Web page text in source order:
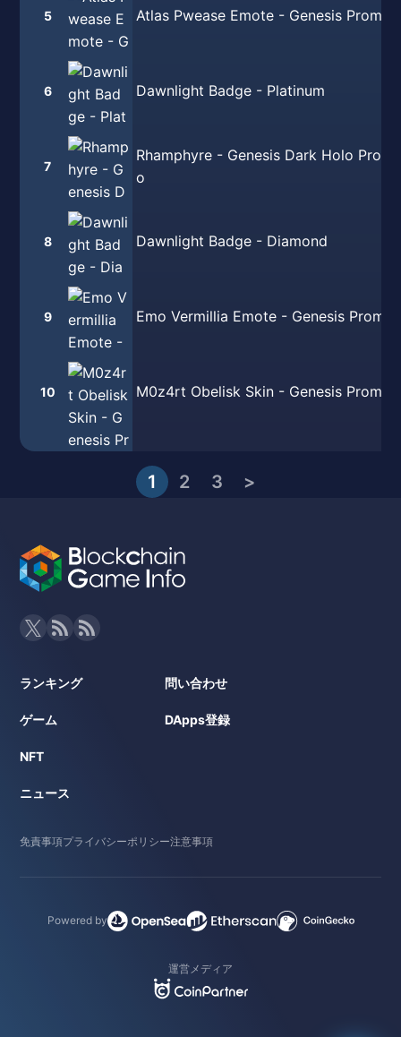
5 Atlas Pwease Emote - Genesis Promo
6 Dawnlight Badge - Platinum
7
Rhamphyre - Genesis Dark Holo Prom
o
8 Dawnlight Badge - Diamond
9 Emo Vermillia Emote - Genesis Promo
10 M0z4rt Obelisk Skin - Genesis Promo
1 2 3 >
ランキング
ゲーム
NFT
ニュース
問い合わせ
DApps登録
免責事項プライバシーポリシー注意事項
Powered by
運営メディア